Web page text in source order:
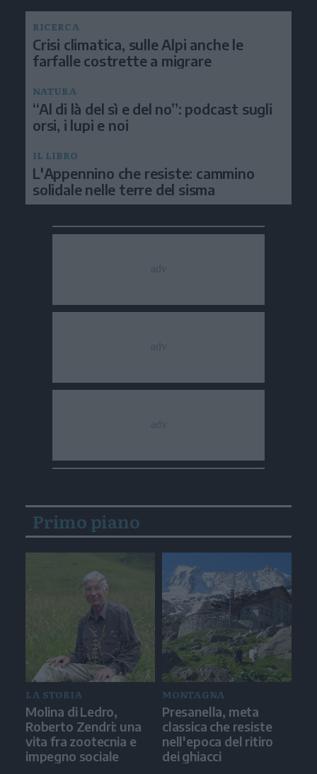
RICERCA
Crisi climatica, sulle Alpi anche le
farfalle costrette a migrare
NATURA
“Al di là del sì e del no”: podcast sugli
orsi, i lupi e noi
IL LIBRO
L'Appennino che resiste: cammino
solidale nelle terre del sisma
Primo piano
LA STORIA
Molina di Ledro,
Roberto Zendri: una
vita fra zootecnia e
impegno sociale
MONTAGNA
Presanella, meta
classica che resiste
nell'epoca del ritiro
dei ghiacci